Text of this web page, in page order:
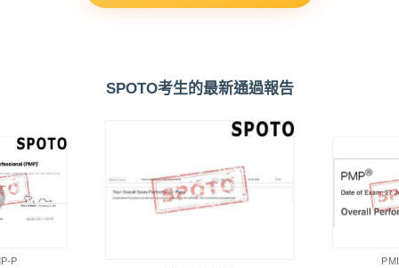
SPOTO考生的最新通過報告
P